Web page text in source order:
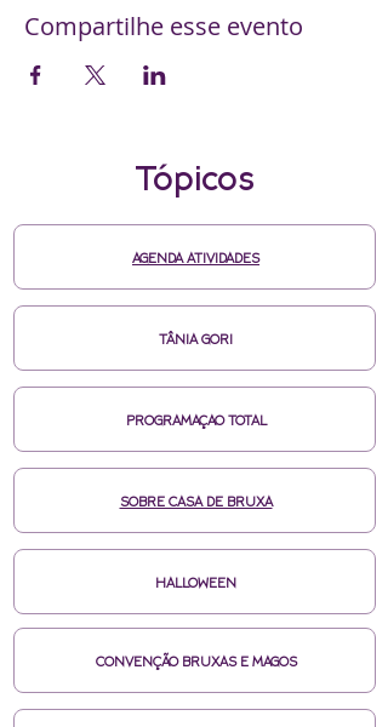
Compartilhe esse evento
Tópicos
AGENDA ATIVIDADES
TÂNIA GORI
PROGRAMAÇAO TOTAL
SOBRE CASA DE BRUXA
HALLOWEEN
CONVENÇÃO BRUXAS E MAGOS